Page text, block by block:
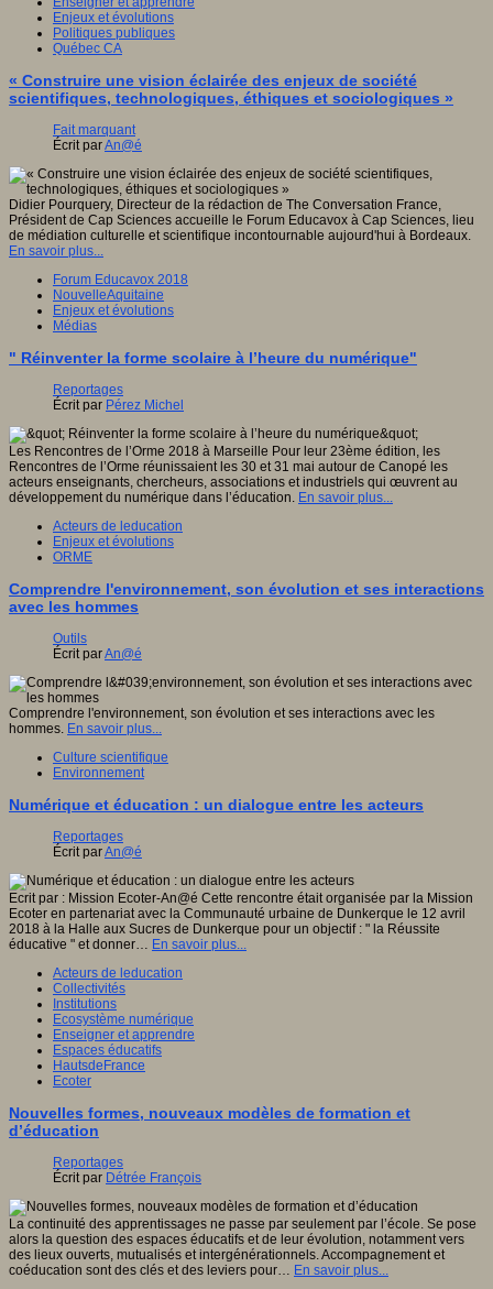
Enjeux et évolutions
Politiques publiques
Québec CA
« Construire une vision éclairée des enjeux de société
scientifiques, technologiques, éthiques et sociologiques »
Fait marquant
Écrit parAn@é
Didier Pourquery, Directeur de la rédaction de The Conversation France,
Président de Cap Sciences accueille le Forum Educavox à Cap Sciences, lieu
de médiation culturelle et scientifique incontournable aujourd'hui à Bordeaux.
En savoir plus...
Forum Educavox 2018
NouvelleAquitaine
Enjeux et évolutions
Médias
" Réinventer la forme scolaire à l’heure du numérique"
Reportages
Écrit par Pérez Michel
Les Rencontres de l’Orme 2018 à Marseille Pour leur 23ème édition, les
Rencontres de l’Orme réunissaient les 30 et 31 mai autour de Canopé les
acteurs enseignants, chercheurs, associations et industriels qui œuvrent au
développement du numérique dans l’éducation. En savoir plus...
Acteurs de leducation
Enjeux et évolutions
ORME
Comprendre l'environnement, son évolution et ses interactions
avec les hommes
Outils
Écrit parAn@é
Comprendre l'environnement, son évolution et ses interactions avec les
hommes. En savoir plus...
Culture scientifique
Environnement
Numérique et éducation : un dialogue entre les acteurs
Reportages
Écrit parAn@é
Ecrit par : Mission Ecoter-An@é Cette rencontre était organisée par la Mission
Ecoter en partenariat avec la Communauté urbaine de Dunkerque le 12 avril
2018 à la Halle aux Sucres de Dunkerque pour un objectif : " la Réussite
éducative " et donner… En savoir plus...
Acteurs de leducation
Collectivités
Institutions
Ecosystème numérique
Enseigner et apprendre
Espaces éducatifs
HautsdeFrance
Ecoter
Nouvelles formes, nouveaux modèles de formation et
d’éducation
Reportages
Écrit par Détrée François
La continuité des apprentissages ne passe par seulement par l’école. Se pose
alors la question des espaces éducatifs et de leur évolution, notamment vers
des lieux ouverts, mutualisés et intergénérationnels. Accompagnement et
coéducation sont des clés et des leviers pour… En savoir plus...